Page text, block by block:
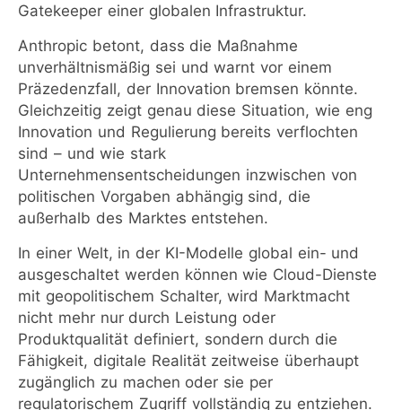
Gatekeeper einer globalen Infrastruktur.
Anthropic betont, dass die Maßnahme
unverhältnismäßig sei und warnt vor einem
Präzedenzfall, der Innovation bremsen könnte.
Gleichzeitig zeigt genau diese Situation, wie eng
Innovation und Regulierung bereits verflochten
sind – und wie stark
Unternehmensentscheidungen inzwischen von
politischen Vorgaben abhängig sind, die
außerhalb des Marktes entstehen.
In einer Welt, in der KI-Modelle global ein- und
ausgeschaltet werden können wie Cloud-Dienste
mit geopolitischem Schalter, wird Marktmacht
nicht mehr nur durch Leistung oder
Produktqualität definiert, sondern durch die
Fähigkeit, digitale Realität zeitweise überhaupt
zugänglich zu machen oder sie per
regulatorischem Zugriff vollständig zu entziehen.